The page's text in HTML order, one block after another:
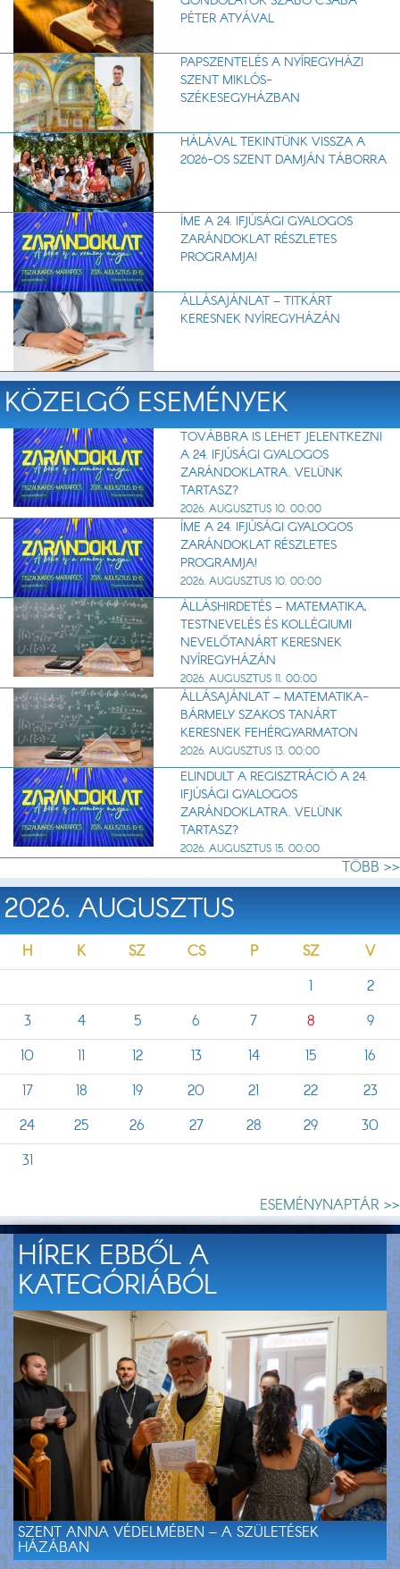
PÉTER ATYÁVAL
PAPSZENTELÉS A NYÍREGYHÁZI
SZENT MIKLÓS-
SZÉKESEGYHÁZBAN
HÁLÁVAL TEKINTÜNK VISSZA A
2026-OS SZENT DAMJÁN TÁBORRA
ÍME A 24. IFJÚSÁGI GYALOGOS
ZARÁNDOKLAT RÉSZLETES
PROGRAMJA!
ÁLLÁSAJÁNLAT – TITKÁRT
KERESNEK NYÍREGYHÁZÁN
KÖZELGŐ ESEMÉNYEK
TOVÁBBRA IS LEHET JELENTKEZNI
A 24. IFJÚSÁGI GYALOGOS
ZARÁNDOKLATRA. VELÜNK
TARTASZ?
2026. AUGUSZTUS 10. 00:00
ÍME A 24. IFJÚSÁGI GYALOGOS
ZARÁNDOKLAT RÉSZLETES
PROGRAMJA!
2026. AUGUSZTUS 10. 00:00
ÁLLÁSHIRDETÉS – MATEMATIKA,
TESTNEVELÉS ÉS KOLLÉGIUMI
NEVELŐTANÁRT KERESNEK
NYÍREGYHÁZÁN
2026. AUGUSZTUS 11. 00:00
ÁLLÁSAJÁNLAT – MATEMATIKA-
BÁRMELY SZAKOS TANÁRT
KERESNEK FEHÉRGYARMATON
2026. AUGUSZTUS 13. 00:00
ELINDULT A REGISZTRÁCIÓ A 24.
IFJÚSÁGI GYALOGOS
ZARÁNDOKLATRA. VELÜNK
TARTASZ?
2026. AUGUSZTUS 15. 00:00
TÖBB >>
2026. AUGUSZTUS
H K SZ CS P SZ
V
1
2
3
4 5 6 7 8
9
10
11 12 13 14 15
16
17
18 19 20 21 22
23
24
25 26 27 28 29
30
31
ESEMÉNYNAPTÁR >>
HÍREK EBBŐL A
KATEGÓRIÁBÓL
SZENT ANNA VÉDELMÉBEN – A SZÜLETÉSEK
HÁZÁBAN